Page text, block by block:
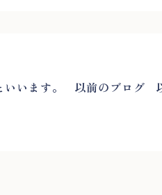
います。 以前のブログ